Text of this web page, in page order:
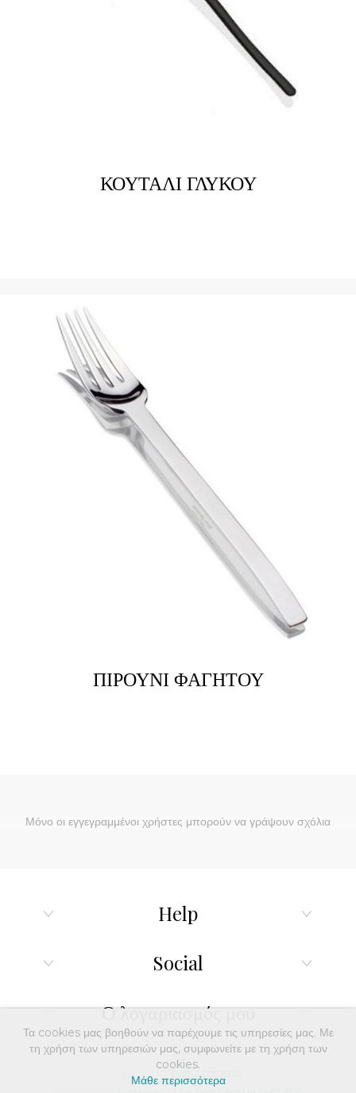
ΚΟΥΤΑΛΙ ΓΛΥΚΟΥ
ΠΙΡΟΥΝΙ ΦΑΓΗΤΟΥ
Μόνο οι εγγεγραμμένοι χρήστες μπορούν να γράψουν σχόλια
Help
Social
Ο λογαριασμός μου
Powered by nopCommerce
Τα cookies μας βοηθούν να παρέχουμε τις υπηρεσίες μας. Με
τη χρήση των υπηρεσιών μας, συμφωνείτε με τη χρήση των
cookies.
Μάθε περισσότερα